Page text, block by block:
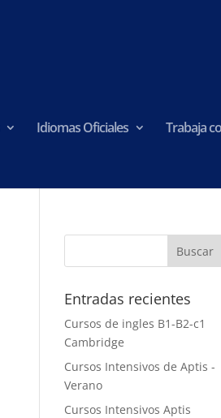
Idiomas Oficiales
Trabaja
Entradas recientes
Cursos de ingles B1-B2-c1
Cambridge
Cursos Intensivos de Aptis -
Verano
Cursos Intensivos Aptis